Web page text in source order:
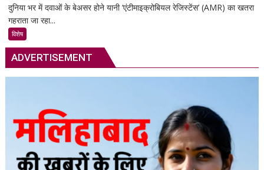
स्मार्ट
में
सुपरबग
मौतों
की
आशंका
दुनिया भर में दवाओं के बेअसर होने यानी ‘एंटीमाइक्रोबियल रेजिस्टेंस’ (AMR) का खतरा
गहराता जा रहा...
विशेष
ADVERTISEMENT